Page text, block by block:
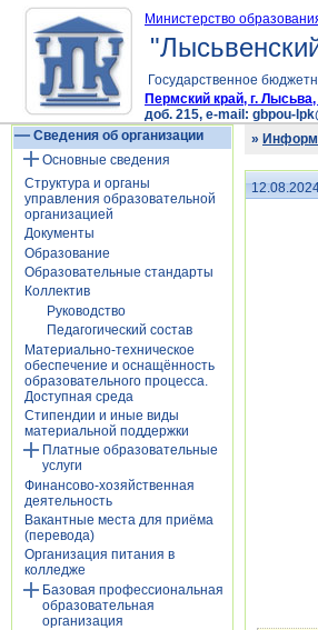
Министерство
Государственное
Пермский край, г.
доб. 215, e-mail: gbpou-
Сведения об организации
Основные сведения
Структура и органы
управления образовательной
организацией
Документы
Образование
Образовательные стандарты
Коллектив
Руководство
Педагогический состав
Материально-техническое
обеспечение и оснащённость
образовательного процесса.
Доступная среда
Стипендии и иные виды
материальной поддержки
Платные образовательные
услуги
Финансово-хозяйственная
деятельность
Вакантные места для приёма
(перевода)
Организация питания в
колледже
Базовая профессиональная
образовательная
организация
»